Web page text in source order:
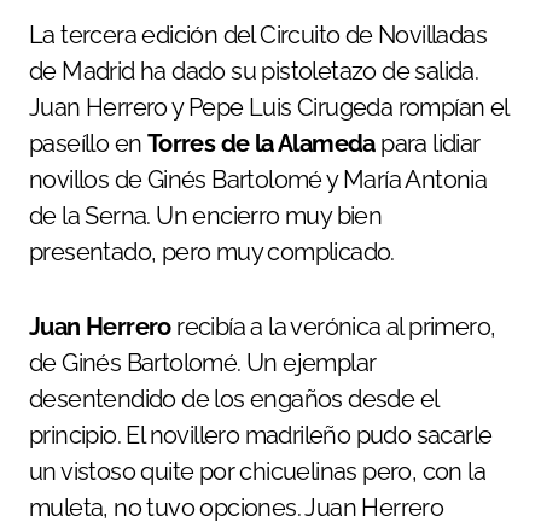
La tercera edición del Circuito de Novilladas
de Madrid ha dado su pistoletazo de salida.
Juan Herrero y Pepe Luis Cirugeda rompían el
paseíllo en Torres de la Alamedapara lidiar
novillos de Ginés Bartolomé y María Antonia
de la Serna. Un encierro muy bien
presentado, pero muy complicado.
Juan Herrerorecibía a la verónica al primero,
de Ginés Bartolomé. Un ejemplar
desentendido de los engaños desde el
principio. El novillero madrileño pudo sacarle
un vistoso quite por chicuelinas pero, con la
muleta, no tuvo opciones. Juan Herrero